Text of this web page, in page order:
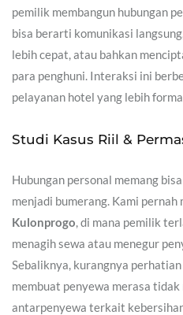
pemilik membangun hubungan
bisa berarti komunikasi
lebih cepat, atau bahkan
para penghuni. Interaksi ini
pelayanan hotel yang lebih
Studi Kasus Riil &
Hubungan personal memang
menjadi bumerang. Kami pernah
Kulonprogo, di mana pemilik
menagih sewa atau menegur
Sebaliknya, kurangnya
membuat penyewa merasa
antarpenyewa terkait